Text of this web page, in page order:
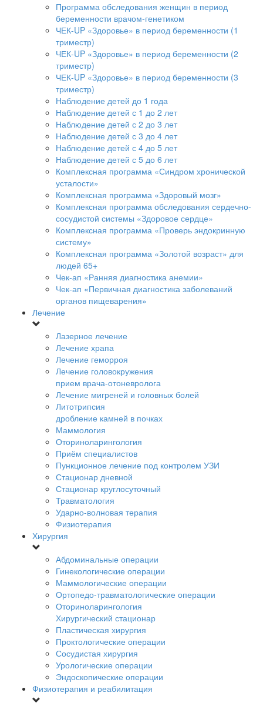
Программа обследования женщин в период
беременности врачом-генетиком
ЧЕК-UP «Здоровье» в период беременности (1
триместр)
ЧЕК-UP «Здоровье» в период беременности (2
триместр)
ЧЕК-UP «Здоровье» в период беременности (3
триместр)
Наблюдение детей до 1 года
Наблюдение детей с 1 до 2 лет
Наблюдение детей с 2 до 3 лет
Наблюдение детей с 3 до 4 лет
Наблюдение детей с 4 до 5 лет
Наблюдение детей с 5 до 6 лет
Комплексная программа «Синдром хронической
усталости»
Комплексная программа «Здоровый мозг»
Комплексная программа обследования сердечно-
сосудистой системы «Здоровое сердце»
Комплексная программа «Проверь эндокринную
систему»
Комплексная программа «Золотой возраст» для
людей 65+
Чек-ап «Ранняя диагностика анемии»
Чек-ап «Первичная диагностика заболеваний
органов пищеварения»
Лечение
Лазерное лечение
Лечение храпа
Лечение геморроя
Лечение головокружения
прием врача-отоневролога
Лечение мигреней и головных болей
Литотрипсия
дробление камней в почках
Маммология
Оториноларингология
Приём специалистов
Пункционное лечение под контролем УЗИ
Стационар дневной
Стационар круглосуточный
Травматология
Ударно-волновая терапия
Физиотерапия
Хирургия
Абдоминальные операции
Гинекологические операции
Маммологические операции
Ортопедо-травматологические операции
Оториноларингология
Хирургический стационар
Пластическая хирургия
Проктологические операции
Сосудистая хирургия
Урологические операции
Эндоскопические операции
Физиотерапия и реабилитация